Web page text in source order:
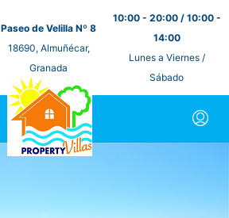
Paseo de Velilla Nº 8
18690, Almuñécar,
Granada
10:00 - 20:00 / 10:00 -
14:00
Lunes a Viernes /
Sábado